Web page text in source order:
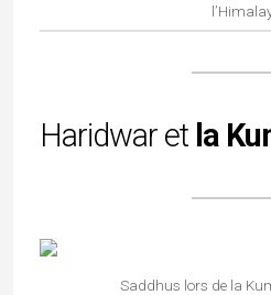
Haridwar et la
Saddhus lors de la